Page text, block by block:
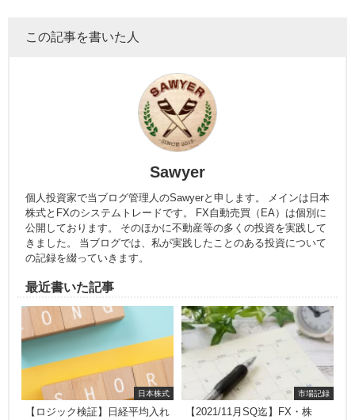
この記事を書いた人
Sawyer
個人投資家で当ブログ管理人のSawyerと申します。 メインは日本
株式とFXのシステムトレードです。 FX自動売買（EA）は個別に
公開しております。 そのほかに不動産等の多くの投資を実践して
きました。 当ブログでは、私が実践したことのある投資について
の記録を綴っていきます。
最近書いた記事
日本株式
【ロジック検証】日経平均入れ
市場記録
【2021/11月SQ迄】FX・株